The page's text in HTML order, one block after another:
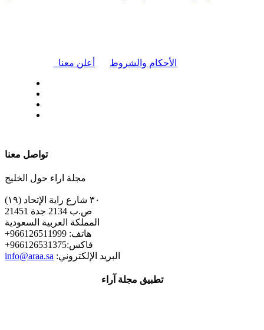
أعلن معنا الأحكام والشروط
تواصل معنا
مجلة اراء حول الخليج
٣٠ شارع راية الإتحاد (١٩)
ص.ب 2134 جدة 21451
المملكة العربية السعودية
+هاتف: 966126511999
+فاكس:966126531375
info@araa.sa :البريد الإلكتروني
تطبيق مجلة آراء